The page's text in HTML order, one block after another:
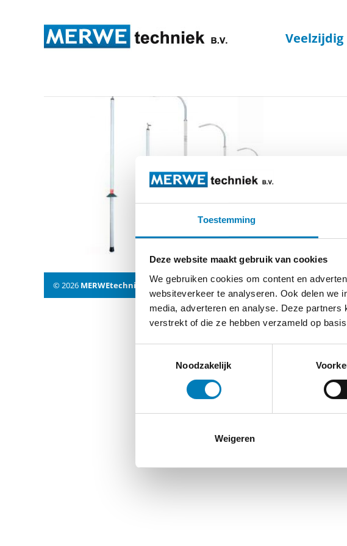
Toestemming
Deze website maakt gebruik van cookies
We gebruiken cookies om content en
websiteverkeer te analyseren. Ook delen we
media, adverteren en analyse. Deze
verstrekt of die ze hebben verzameld op
Noodzakelijk
Weigeren
© 2026 MERWEtechniek B.V. -Disclaimer-Privacy Policy-Cookieverklaring